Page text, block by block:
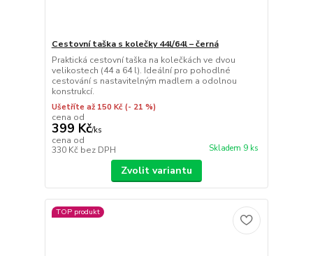
Cestovní taška s kolečky 44l/64l – černá
Praktická cestovní taška na kolečkách ve dvou
velikostech (44 a 64 l). Ideální pro pohodlné
cestování s nastavitelným madlem a odolnou
konstrukcí.
Ušetříte až 150 Kč (- 21 %)
cena od
399 Kč/ks
cena od
330 Kč bez DPH Skladem 9 ks
Zvolit variantu
TOP produkt